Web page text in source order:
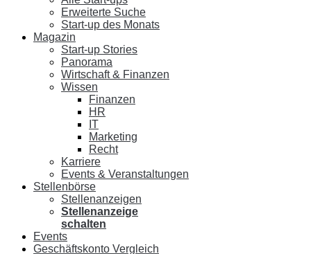
Erweiterte Suche
Start-up des Monats
Magazin
Start-up Stories
Panorama
Wirtschaft & Finanzen
Wissen
Finanzen
HR
IT
Marketing
Recht
Karriere
Events & Veranstaltungen
Stellenbörse
Stellenanzeigen
Stellenanzeige
schalten
Events
Geschäftskonto Vergleich